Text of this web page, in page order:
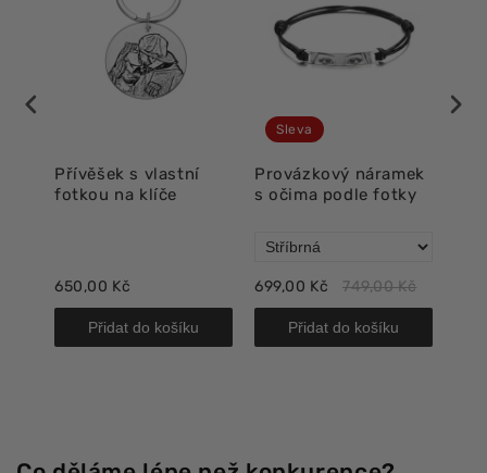
Přívěšek s vlastní
fotkou na klíče
650,00 Kč
Přidat do košíku
Sleva
Provázkový náramek
s očima podle fotky
699,00 Kč 749,00 Kč
Přidat do košíku